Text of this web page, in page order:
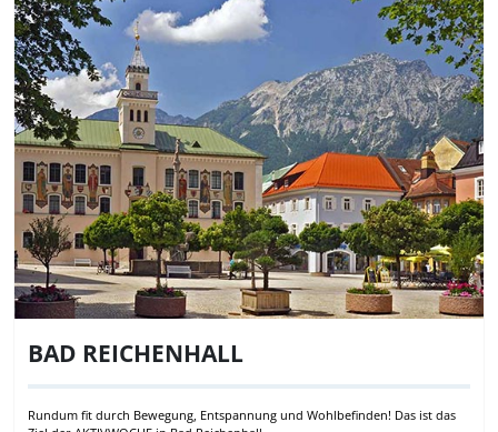
BAD REICHENHALL
Rundum fit durch Bewegung, Entspannung und Wohlbefinden! Das ist das